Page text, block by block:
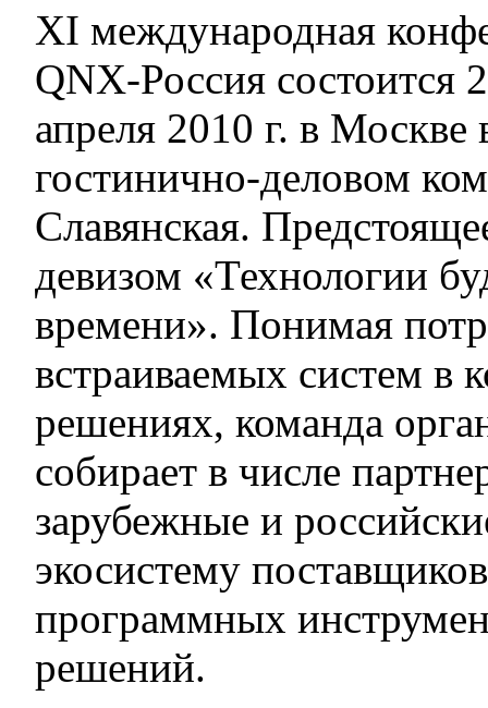
XI международная
QNX-Россия состоится
апреля 2010 г. в Москве
гостинично-деловом
Славянская.
девизом «Технологии
времени». Понимая
встраиваемых систем в
решениях, команда
собирает в числе
зарубежные и
экосистему
программных
решений.